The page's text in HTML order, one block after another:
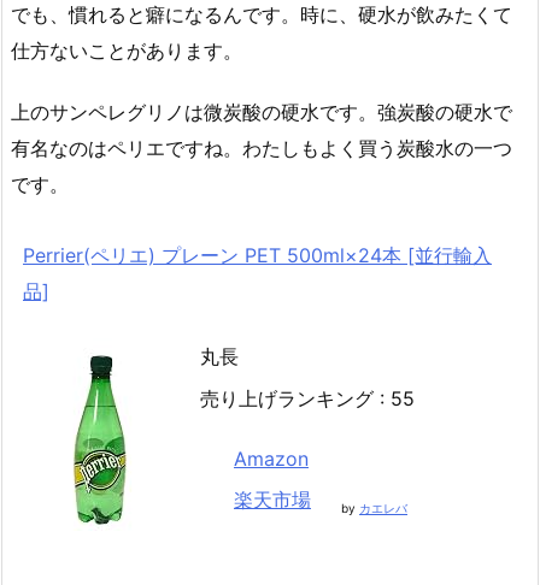
でも、慣れると癖になるんです。時に、硬水が飲みたくて
仕方ないことがあります。
上のサンペレグリノは微炭酸の硬水です。強炭酸の硬水で
有名なのはペリエですね。わたしもよく買う炭酸水の一つ
です。
Perrier(ペリエ) プレーン PET 500ml×24本 [並行輸入
品]
丸長
売り上げランキング : 55
Amazon
楽天市場
by カエレバ